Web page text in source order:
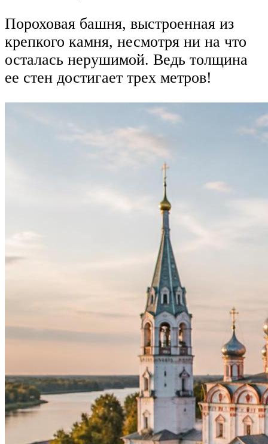
Пороховая башня, выстроенная из
крепкого камня, несмотря ни на что
осталась нерушимой. Ведь толщина
ее стен достигает трех метров!